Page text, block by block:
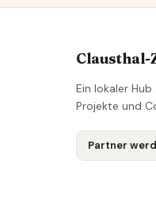
Ein lokaler
Projekte und
Partner